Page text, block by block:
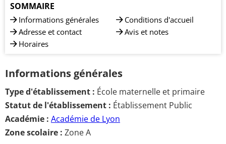
SOMMAIRE
Informations générales
Adresse et contact
Horaires
Conditions d'accueil
Avis et notes
Informations générales
Type d'établissement : École maternelle et primaire
Statut de l'établissement : Établissement Public
Académie : Académie de Lyon
Zone scolaire : Zone A